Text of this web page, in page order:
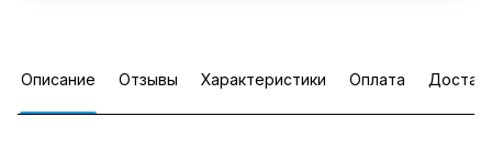
Описание Отзывы Характеристики Оплата